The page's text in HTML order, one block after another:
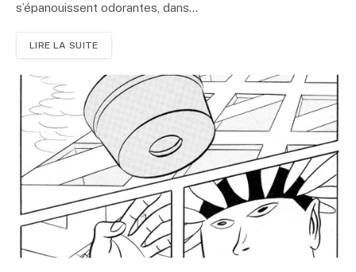
s’épanouissent odorantes, dans...
LIRE LA SUITE